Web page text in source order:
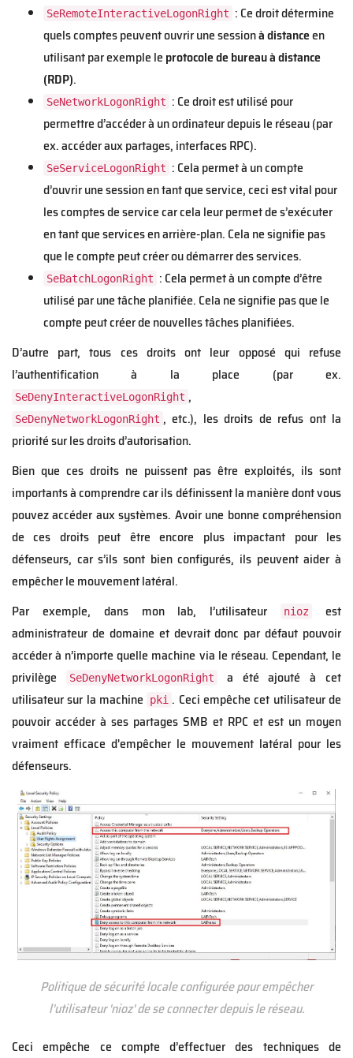
SeRemoteInteractiveLogonRight : Ce droit détermine
quels comptes peuvent ouvrir une sessionà distanceen
utilisant par exemple le protocole de bureau à distance
(RDP).
SeNetworkLogonRight : Ce droit est utilisé pour
permettre d’accéder à un ordinateur depuis le réseau (par
ex. accéder aux partages, interfaces RPC).
SeServiceLogonRight : Cela permet à un compte
d’ouvrir une session en tant que service, ceci est vital pour
les comptes de service car cela leur permet de s’exécuter
en tant que services en arrière-plan. Cela ne signifie pas
que le compte peut créer ou démarrer des services.
SeBatchLogonRight : Cela permet à un compte d’être
utilisé par une tâche planifiée. Cela ne signifie pas que le
compte peut créer de nouvelles tâches planifiées.
D’autre part, tous ces droits ont leur opposé qui refuse
l’authentification à la place (par ex.
SeDenyInteractiveLogonRight ,
SeDenyNetworkLogonRight , etc.), les droits de refus ont la
priorité sur les droits d’autorisation.
Bien que ces droits ne puissent pas être exploités, ils sont
importants à comprendre car ils définissent la manière dont vous
pouvez accéder aux systèmes. Avoir une bonne compréhension
de ces droits peut être encore plus impactant pour les
défenseurs, car s’ils sont bien configurés, ils peuvent aider à
empêcher le mouvement latéral.
Par exemple, dans mon lab, l’utilisateur
nioz
est
administrateur de domaine et devrait donc par défaut pouvoir
accéder à n’importe quelle machine via le réseau. Cependant, le
privilège
SeDenyNetworkLogonRight
a été ajouté à cet
utilisateur sur la machine
pki . Ceci empêche cet utilisateur de
pouvoir accéder à ses partages SMB et RPC et est un moyen
vraiment efficace d'empêcher le mouvement latéral pour les
défenseurs.
Politique de sécurité locale configurée pour empêcher
l'utilisateur 'nioz' de se connecter depuis le réseau.
Ceci empêche ce compte d’effectuer des techniques de